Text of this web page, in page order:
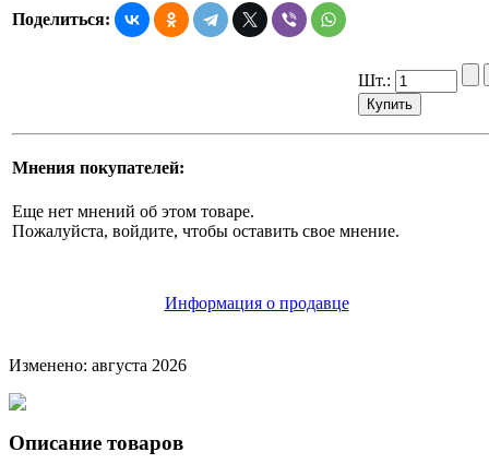
Поделиться:
Шт.:
Мнения покупателей:
Еще нет мнений об этом товаре.
Пожалуйста, войдите, чтобы оставить свое мнение.
Информация о продавце
Изменено: августа 2026
Описание товаров